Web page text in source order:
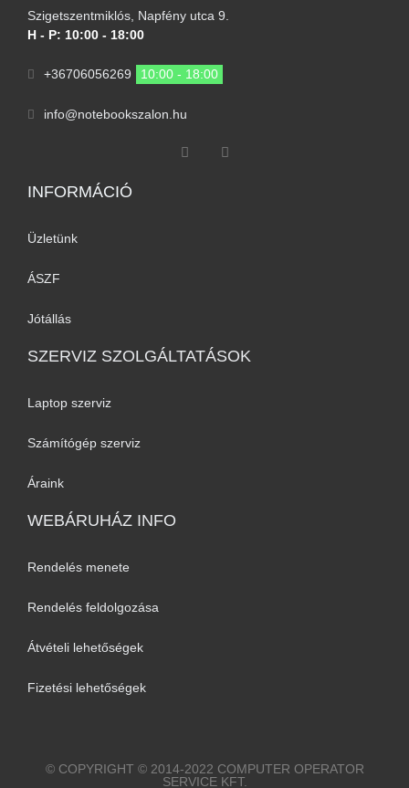
Szigetszentmiklós, Napfény utca 9.
H - P: 10:00 - 18:00
+36706056269 10:00 - 18:00
info@notebookszalon.hu
INFORMÁCIÓ​
Üzletünk
ÁSZF
Jótállás
SZERVIZ SZOLGÁLTATÁSOK
Laptop szerviz
Számítógép szerviz
Áraink
WEBÁRUHÁZ INFO
Rendelés menete
Rendelés feldolgozása
Átvételi lehetőségek
Fizetési lehetőségek
© COPYRIGHT © 2014-2022 COMPUTER OPERATOR
SERVICE KFT.